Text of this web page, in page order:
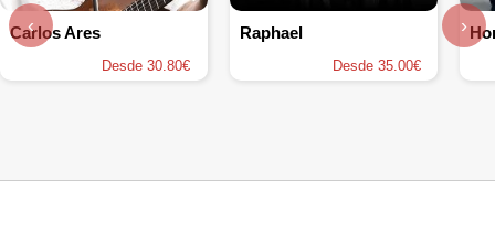
Carlos Ares
Desde 30.80€
Raphael
Desde 35.00€
‹ ›